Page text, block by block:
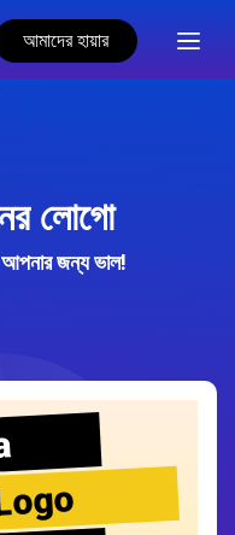
আমাদের হায়ার
লোগো
আপনার জন্য ভাল!